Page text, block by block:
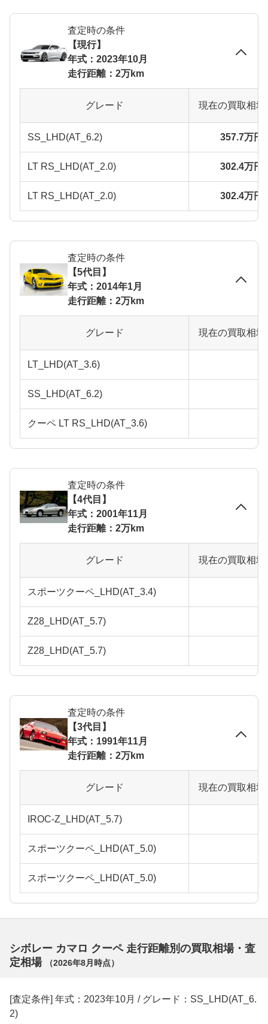
査定時の条件
【現行】
年式：2023年10月
走行距離：2万km
グレード 現在の買取相
SS_LHD(AT_6.2) 357.7万円
LT RS_LHD(AT_2.0) 302.4万円
LT RS_LHD(AT_2.0) 302.4万円
査定時の条件
【5代目】
年式：2014年1月
走行距離：2万km
グレード 現在の買取相
LT_LHD(AT_3.6)
SS_LHD(AT_6.2)
クーペ LT RS_LHD(AT_3.6)
査定時の条件
【4代目】
年式：2001年11月
走行距離：2万km
グレード 現在の買取相
スポーツクーペ_LHD(AT_3.4)
Z28_LHD(AT_5.7)
Z28_LHD(AT_5.7)
査定時の条件
【3代目】
年式：1991年11月
走行距離：2万km
グレード 現在の買取相
IROC-Z_LHD(AT_5.7)
スポーツクーペ_LHD(AT_5.0)
スポーツクーペ_LHD(AT_5.0)
シボレー カマロ クーペ 走行距離別の買取相場・査
定相場
（2026年8月 時点）
[査定条件] 年式：2023年10月 / グレード：SS_LHD(AT_6.
2)